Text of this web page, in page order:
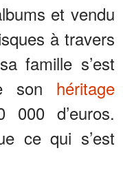
et vendu
à travers
famille s’est
son héritage
d’euros.
ce qui s’est